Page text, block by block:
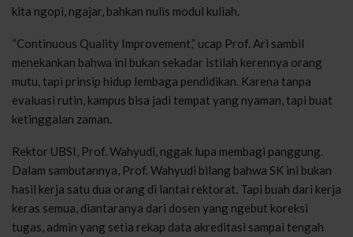
kita ngopi, ngajar, bahkan nulis modul kuliah.
“Continuous Quality Improvement,” ucap Prof. Ari sambil
menekankan bahwa ini bukan sekadar istilah kerennya orang
mutu, tapi prinsip hidup lembaga pendidikan. Karena tanpa
evaluasi rutin, kampus bisa jadi tempat yang nyaman, tapi buat
ketinggalan zaman.
Rektor UBSI, Prof. Wahyudi, nggak lupa membagi panggung.
Dalam sambutannya, Prof. Wahyudi bilang bahwa SK ini bukan
hasil kerja satu dua orang di lantai rektorat. Tapi buah dari kerja
keras semua, diantaranya dari dosen yang ngebut koreksi
tugas, admin yang setia rekap data akreditasi sampai tengah